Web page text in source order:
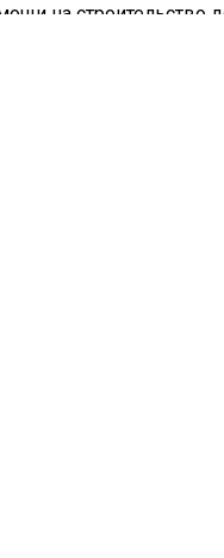
на строительство